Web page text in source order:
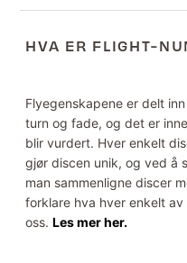
HVA ER FLIGHT-
Flyegenskapene er delt
turn og fade, og det er
blir vurdert. Hver enkelt
gjør discen unik, og ved å
man sammenligne discer
forklare hva hver enkelt
oss.Les mer her.